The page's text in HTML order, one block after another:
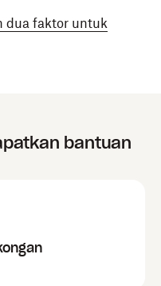
dua faktor untuk
bantuan